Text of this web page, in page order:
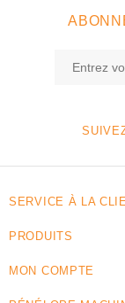
SERVICE À LA
PRODUITS
MON COMPTE